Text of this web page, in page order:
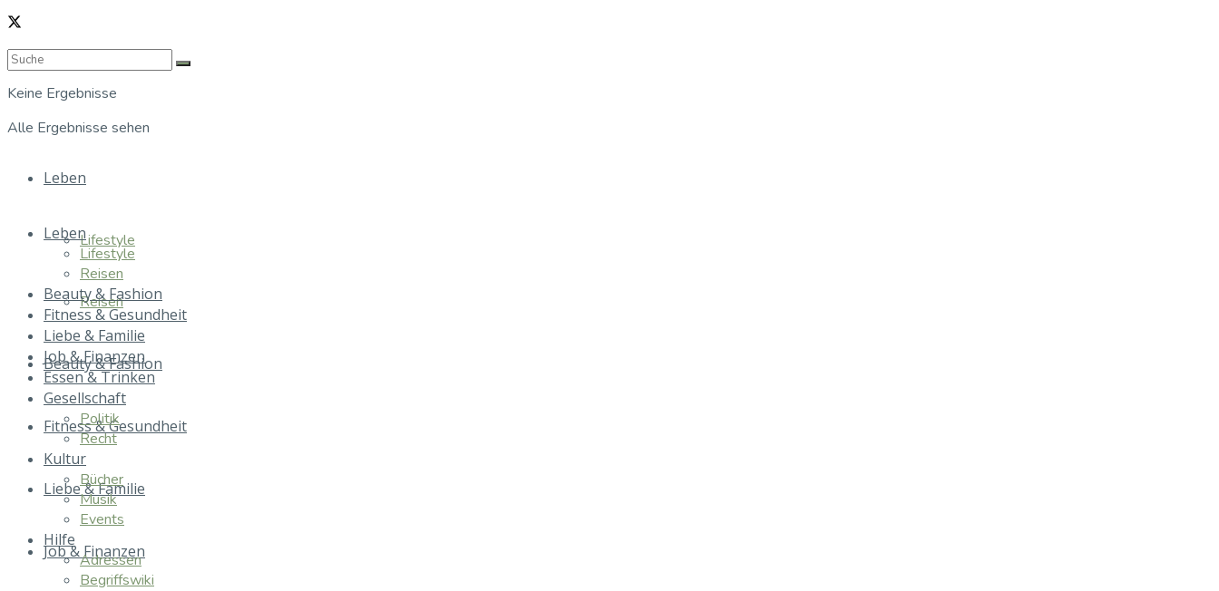
Keine Ergebnisse
Alle Ergebnisse sehen
Leben
Lifestyle
Reisen
Beauty & Fashion
Fitness & Gesundheit
Liebe & Familie
Job & Finanzen
Leben
Lifestyle
Reisen
Beauty & Fashion
Fitness & Gesundheit
Liebe & Familie
Job & Finanzen
Essen & Trinken
Gesellschaft
Politik
Recht
Kultur
Bücher
Musik
Events
Hilfe
Adressen
Begriffswiki